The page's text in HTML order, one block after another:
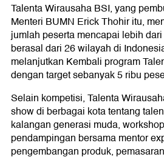
Talenta Wirausaha BSI, yang
Menteri BUMN Erick Thohir itu,
jumlah peserta mencapai lebih
berasal dari 26 wilayah di
melanjutkan Kembali program
dengan target sebanyak 5 ribu
Selain kompetisi, Talenta
show di berbagai kota tentang
kalangan generasi muda,
pendampingan bersama mentor
pengembangan produk,